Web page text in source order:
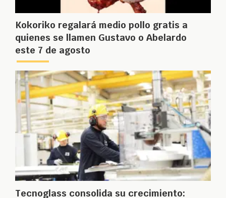
Kokoriko regalará medio pollo gratis a
quienes se llamen Gustavo o Abelardo
este 7 de agosto
Tecnoglass consolida su crecimiento: